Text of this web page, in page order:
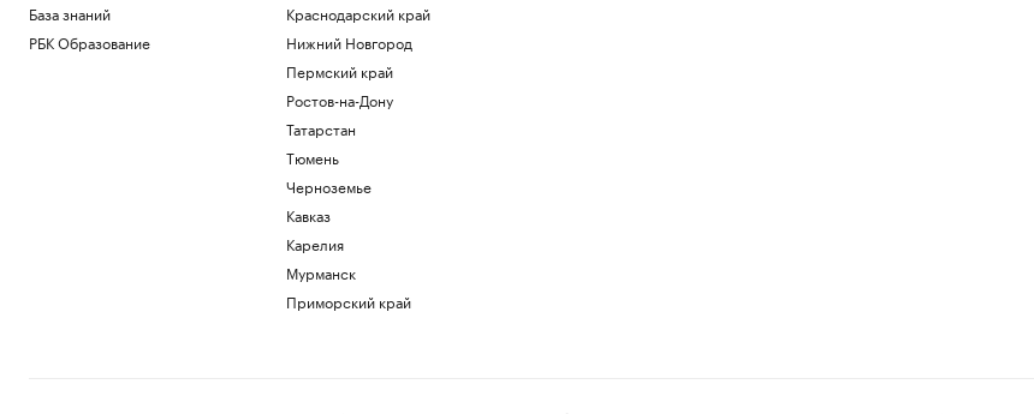
База знаний
РБК Образование
Краснодарский край
Нижний Новгород
Пермский край
Ростов-на-Дону
Татарстан
Тюмень
Черноземье
Кавказ
Карелия
Мурманск
Приморский край